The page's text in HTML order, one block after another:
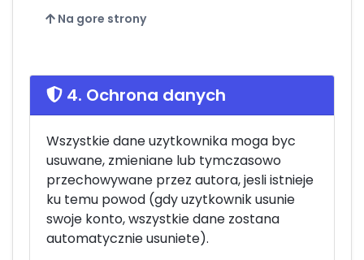
Na gore strony
4. Ochrona danych
Wszystkie dane uzytkownika moga byc
usuwane, zmieniane lub tymczasowo
przechowywane przez autora, jesli istnieje
ku temu powod (gdy uzytkownik usunie
swoje konto, wszystkie dane zostana
automatycznie usuniete).